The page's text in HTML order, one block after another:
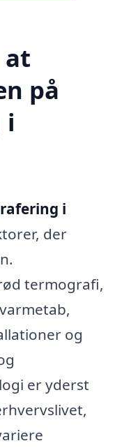
at
på
i
i
der
termografi,
og
er yderst